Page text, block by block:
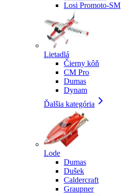
Losi Promoto-SM
Lietadlá
Čierny kôň
CM Pro
Dumas
Dynam
Ďalšia kategória
Lode
Dumas
Dušek
Caldercraft
Graupner